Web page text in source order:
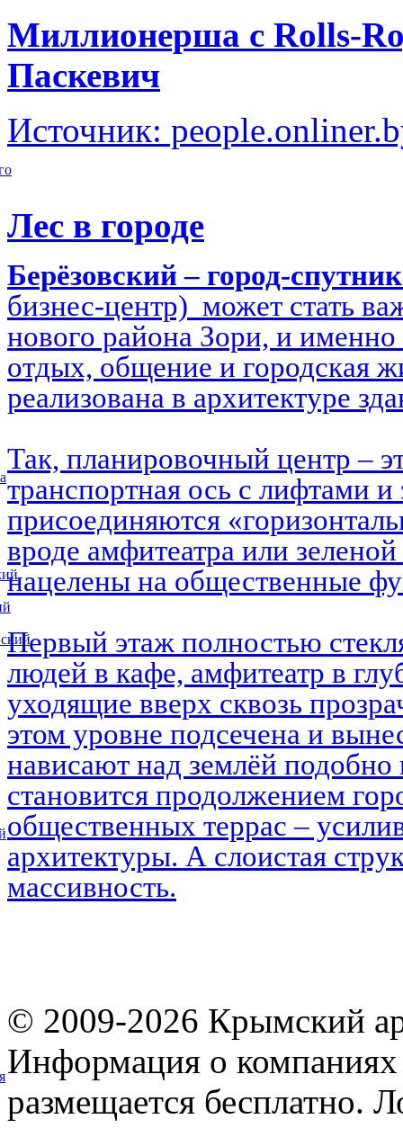
Миллионерша с Rolls-
Паскевич
Источник:
Лес в городе
Берёзовский – город-
бизнес-центр) может стать
нового района Зори, и именно
отдых, общение и городская
реализована в архитектуре
Так, планировочный центр –
транспортная ось с лифтами и
присоединяются
вроде амфитеатра или
нацелены на общественные
Первый этаж полностью
людей в кафе, амфитеатр в
уходящие вверх сквозь
этом уровне подсечена и
нависают над землёй
становится продолжением
общественных террас –
архитектуры. А слоистая
массивность.
© 2009-2026 Крымский
Информация о компаниях
размещается бесплатно.